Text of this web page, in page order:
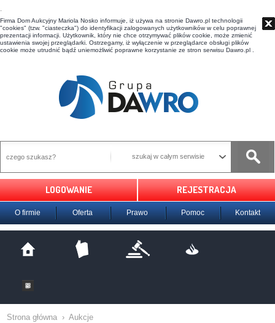
t
Firma Dom Aukcyjny Mariola Nosko informuje, iż używa na stronie Dawro.pl technologii
"cookies" (tzw. "ciasteczka") do identyfikacji zalogowanych użytkowników w celu poprawnej
prezentacji informacji. Użytkownik, który nie chce otrzymywać plików cookie, może zmienić
ustawienia swojej przeglądarki. Ostrzegamy, iż wyłączenie w przeglądarce obsługi plików
cookie może utrudnić bądź uniemożliwić poprawne korzystanie ze stron serwisu Dawro.pl .
szukaj w całym serwisie
LOGOWANIE REJESTRACJA
O firmie Oferta Prawo Pomoc Kontakt
Strona główna › Aukcje